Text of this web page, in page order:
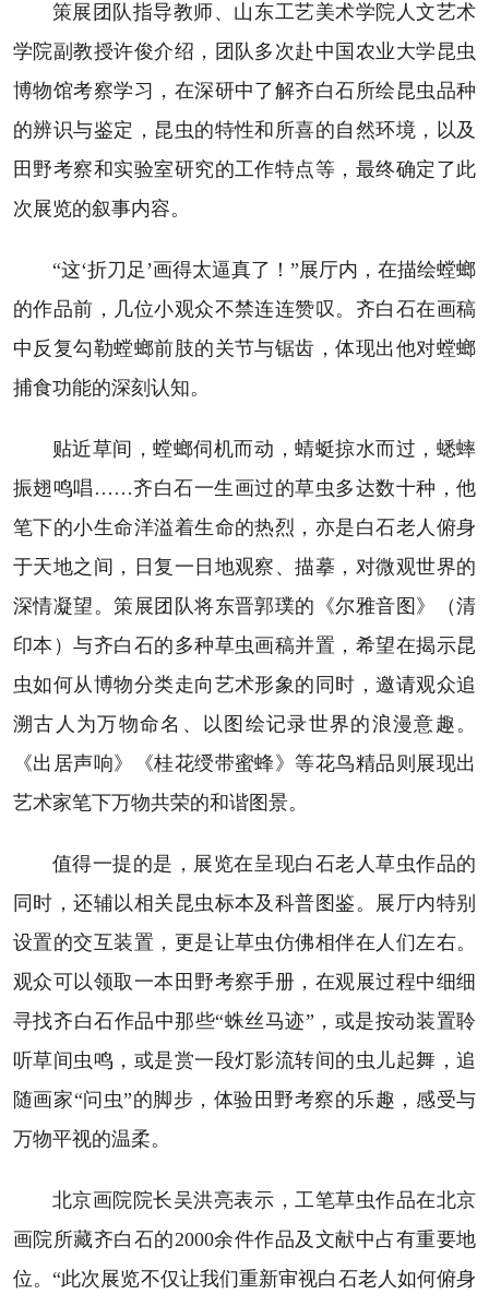
策展团队指导教师、山东工艺美术学院人文艺术
学院副教授许俊介绍，团队多次赴中国农业大学昆虫
博物馆考察学习，在深研中了解齐白石所绘昆虫品种
的辨识与鉴定，昆虫的特性和所喜的自然环境，以及
田野考察和实验室研究的工作特点等，最终确定了此
次展览的叙事内容。
“这‘折刀足’画得太逼真了！”展厅内，在描绘螳螂
的作品前，几位小观众不禁连连赞叹。齐白石在画稿
中反复勾勒螳螂前肢的关节与锯齿，体现出他对螳螂
捕食功能的深刻认知。
贴近草间，螳螂伺机而动，蜻蜓掠水而过，蟋蟀
振翅鸣唱……齐白石一生画过的草虫多达数十种，他
笔下的小生命洋溢着生命的热烈，亦是白石老人俯身
于天地之间，日复一日地观察、描摹，对微观世界的
深情凝望。策展团队将东晋郭璞的《尔雅音图》（清
印本）与齐白石的多种草虫画稿并置，希望在揭示昆
虫如何从博物分类走向艺术形象的同时，邀请观众追
溯古人为万物命名、以图绘记录世界的浪漫意趣。
《出居声响》《桂花绶带蜜蜂》等花鸟精品则展现出
艺术家笔下万物共荣的和谐图景。
值得一提的是，展览在呈现白石老人草虫作品的
同时，还辅以相关昆虫标本及科普图鉴。展厅内特别
设置的交互装置，更是让草虫仿佛相伴在人们左右。
观众可以领取一本田野考察手册，在观展过程中细细
寻找齐白石作品中那些“蛛丝马迹”，或是按动装置聆
听草间虫鸣，或是赏一段灯影流转间的虫儿起舞，追
随画家“问虫”的脚步，体验田野考察的乐趣，感受与
万物平视的温柔。
北京画院院长吴洪亮表示，工笔草虫作品在北京
画院所藏齐白石的2000余件作品及文献中占有重要地
位。“此次展览不仅让我们重新审视白石老人如何俯身